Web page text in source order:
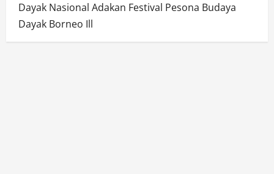
Dayak Nasional Adakan Festival Pesona Budaya
Dayak Borneo Ill